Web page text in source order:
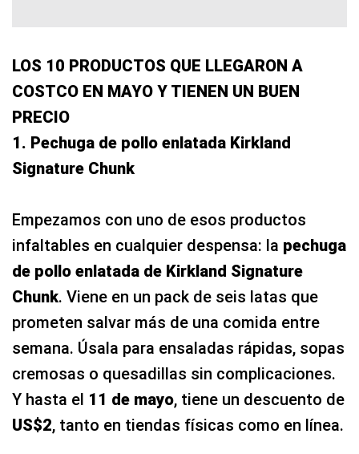
LOS 10 PRODUCTOS QUE LLEGARON A
COSTCO EN MAYO Y TIENEN UN BUEN
PRECIO
1. Pechuga de pollo enlatada Kirkland
Signature Chunk
Empezamos con uno de esos productos
infaltables en cualquier despensa: la pechuga
de pollo enlatada de Kirkland Signature
Chunk. Viene en un pack de seis latas que
prometen salvar más de una comida entre
semana. Úsala para ensaladas rápidas, sopas
cremosas o quesadillas sin complicaciones.
Y hasta el 11 de mayo, tiene un descuento de
US$2, tanto en tiendas físicas como en línea.